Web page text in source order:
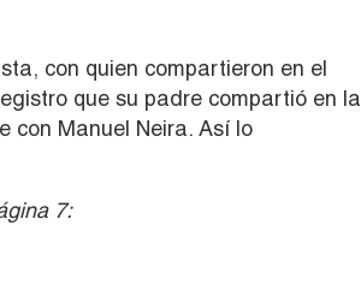
con quien compartieron en el
que su padre compartió en la
con Manuel Neira. Así lo
7: